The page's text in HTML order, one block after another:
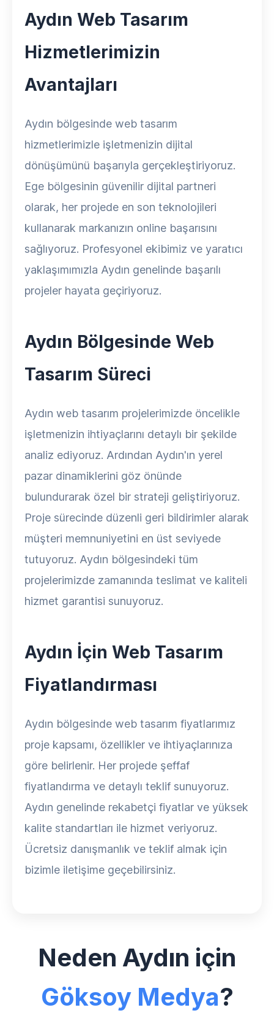
Aydın Web Tasarım
Hizmetlerimizin
Avantajları
Aydın bölgesinde web tasarım
hizmetlerimizle işletmenizin dijital
dönüşümünü başarıyla gerçekleştiriyoruz.
Ege bölgesinin güvenilir dijital partneri
olarak, her projede en son teknolojileri
kullanarak markanızın online başarısını
sağlıyoruz. Profesyonel ekibimiz ve yaratıcı
yaklaşımımızla Aydın genelinde başarılı
projeler hayata geçiriyoruz.
Aydın Bölgesinde Web
Tasarım Süreci
Aydın web tasarım projelerimizde öncelikle
işletmenizin ihtiyaçlarını detaylı bir şekilde
analiz ediyoruz. Ardından Aydın'ın yerel
pazar dinamiklerini göz önünde
bulundurarak özel bir strateji geliştiriyoruz.
Proje sürecinde düzenli geri bildirimler alarak
müşteri memnuniyetini en üst seviyede
tutuyoruz. Aydın bölgesindeki tüm
projelerimizde zamanında teslimat ve kaliteli
hizmet garantisi sunuyoruz.
Aydın İçin Web Tasarım
Fiyatlandırması
Aydın bölgesinde web tasarım fiyatlarımız
proje kapsamı, özellikler ve ihtiyaçlarınıza
göre belirlenir. Her projede şeffaf
fiyatlandırma ve detaylı teklif sunuyoruz.
Aydın genelinde rekabetçi fiyatlar ve yüksek
kalite standartları ile hizmet veriyoruz.
Ücretsiz danışmanlık ve teklif almak için
bizimle iletişime geçebilirsiniz.
Neden Aydın için
Göksoy Medya?